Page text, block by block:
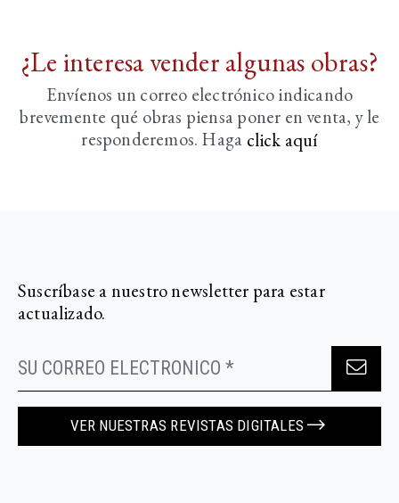
¿Le interesa vender algunas obras?
Envíenos un correo electrónico indicando
brevemente qué obras piensa poner en venta, y le
responderemos. Haga click aquí­
Suscríbase a nuestro newsletter para estar
actualizado.
VER NUESTRAS REVISTAS DIGITALES